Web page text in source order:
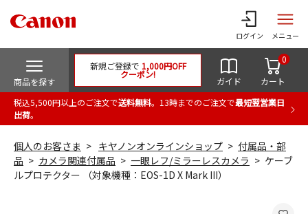
ログイン メニュー
商品を探す
新規ご登録で 1,000円OFF
クーポン!
ガイド カート
0
税込5,500円以上のご注文で送料無料。13時までのご注文で最短翌営業日
出荷。
個人のお客さま キヤノンオンラインショップ
付属品・部
品
カメラ関連付属品 一眼レフ/ミラーレスカメラ
ケーブ
ルプロテクター （対象機種：EOS-1D X Mark III）